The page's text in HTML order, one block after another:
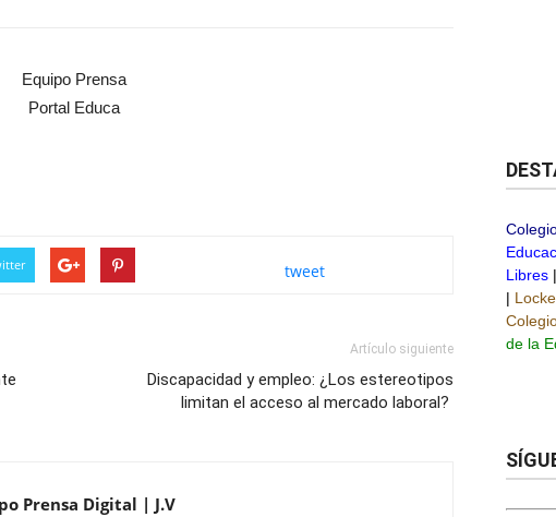
Equipo Prensa
Portal Educa
tweet
Artículo siguiente
Discapacidad y empleo: ¿Los estereotipos
limitan el acceso al mercado laboral?
Prensa Digital | J.V
Libres |
|
de la